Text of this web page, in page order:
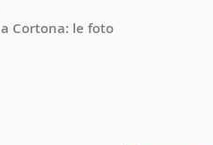
Cortona: le foto